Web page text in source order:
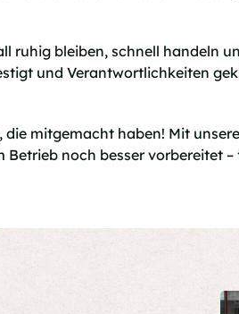
ruhig bleiben, schnell handeln
und Verantwortlichkeiten
die mitgemacht haben! Mit
Betrieb noch besser vorbereitet